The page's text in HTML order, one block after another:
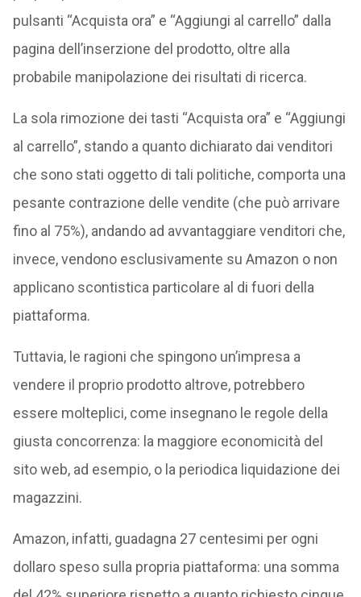
pulsanti “Acquista ora” e “Aggiungi al carrello” dalla
pagina dell’inserzione del prodotto, oltre alla
probabile manipolazione dei risultati di ricerca.
La sola rimozione dei tasti “Acquista ora” e “Aggiungi
al carrello”, stando a quanto dichiarato dai venditori
che sono stati oggetto di tali politiche, comporta una
pesante contrazione delle vendite (che può arrivare
fino al 75%), andando ad avvantaggiare venditori che,
invece, vendono esclusivamente su Amazon o non
applicano scontistica particolare al di fuori della
piattaforma.
Tuttavia, le ragioni che spingono un’impresa a
vendere il proprio prodotto altrove, potrebbero
essere molteplici, come insegnano le regole della
giusta concorrenza: la maggiore economicità del
sito web, ad esempio, o la periodica liquidazione dei
magazzini.
Amazon, infatti, guadagna 27 centesimi per ogni
dollaro speso sulla propria piattaforma: una somma